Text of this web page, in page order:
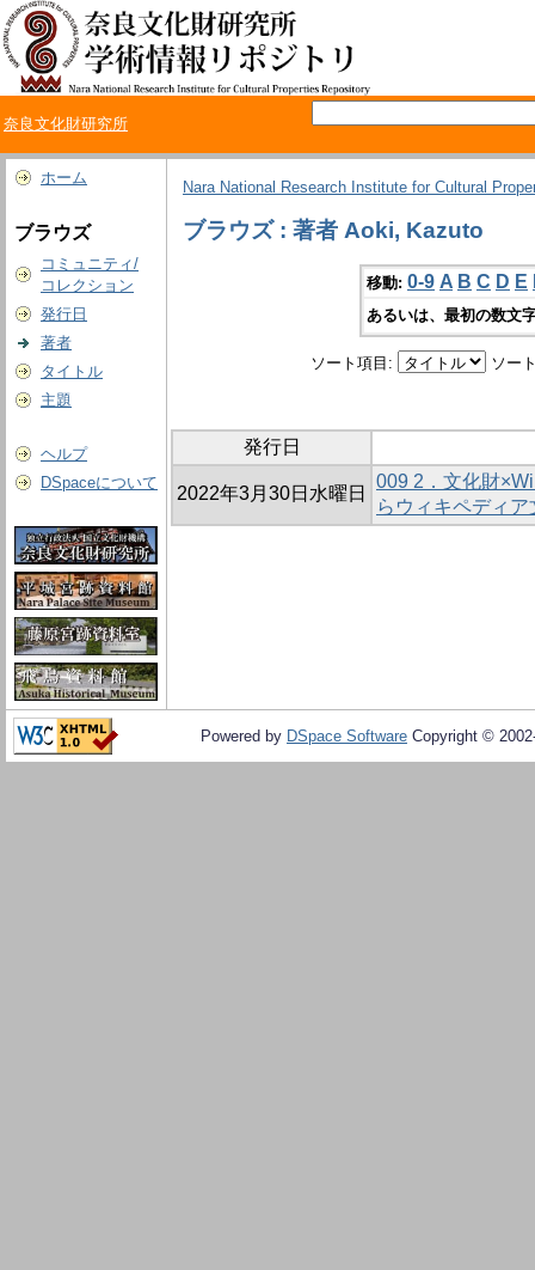
奈良文化財研究所
ホーム
ブラウズ
コミュニティ/
コレクション
発行日
著者
タイトル
主題
ヘルプ
DSpaceについて
Nara National Research Institute for Cultural
ブラウズ : 著者 Aoki, Kazuto
移動: 0-9 A B C D E
あるいは、最初の数文
ソート項目: ソー
発行日
2022年3月30日水曜日
009 2．文化財
らウィキペディア
Powered by DSpace Software Copyright ©